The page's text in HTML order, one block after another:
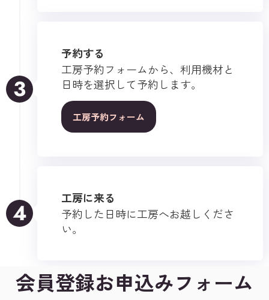
予約する
工房予約フォームから、利用機材と
日時を選択して予約します。
工房予約フォーム
3
工房に来る
予約した日時に工房へお越しくださ
い。
4
会員登録お申込みフォーム